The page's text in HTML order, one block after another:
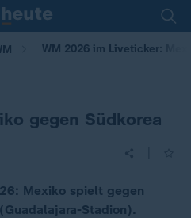
WM 2026 im Liveticker:
gegen Südkorea
Mexiko spielt gegen
Stadion).